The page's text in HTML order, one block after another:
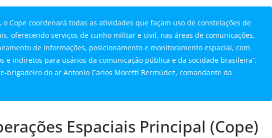
o Cope coordenará todas as atividades que façam uso de constelações de
oferecendo serviços de cunho militar e civil, nas áreas de comunicações,
de informações, posicionamento e monitoramento espacial, com
e indiretos para usários da comunicação pública e da socidade brasileira”,
brigadeiro do ar Antonio Carlos Moretti Bermúdez, comandante da
Espaciais Principal (Cope)